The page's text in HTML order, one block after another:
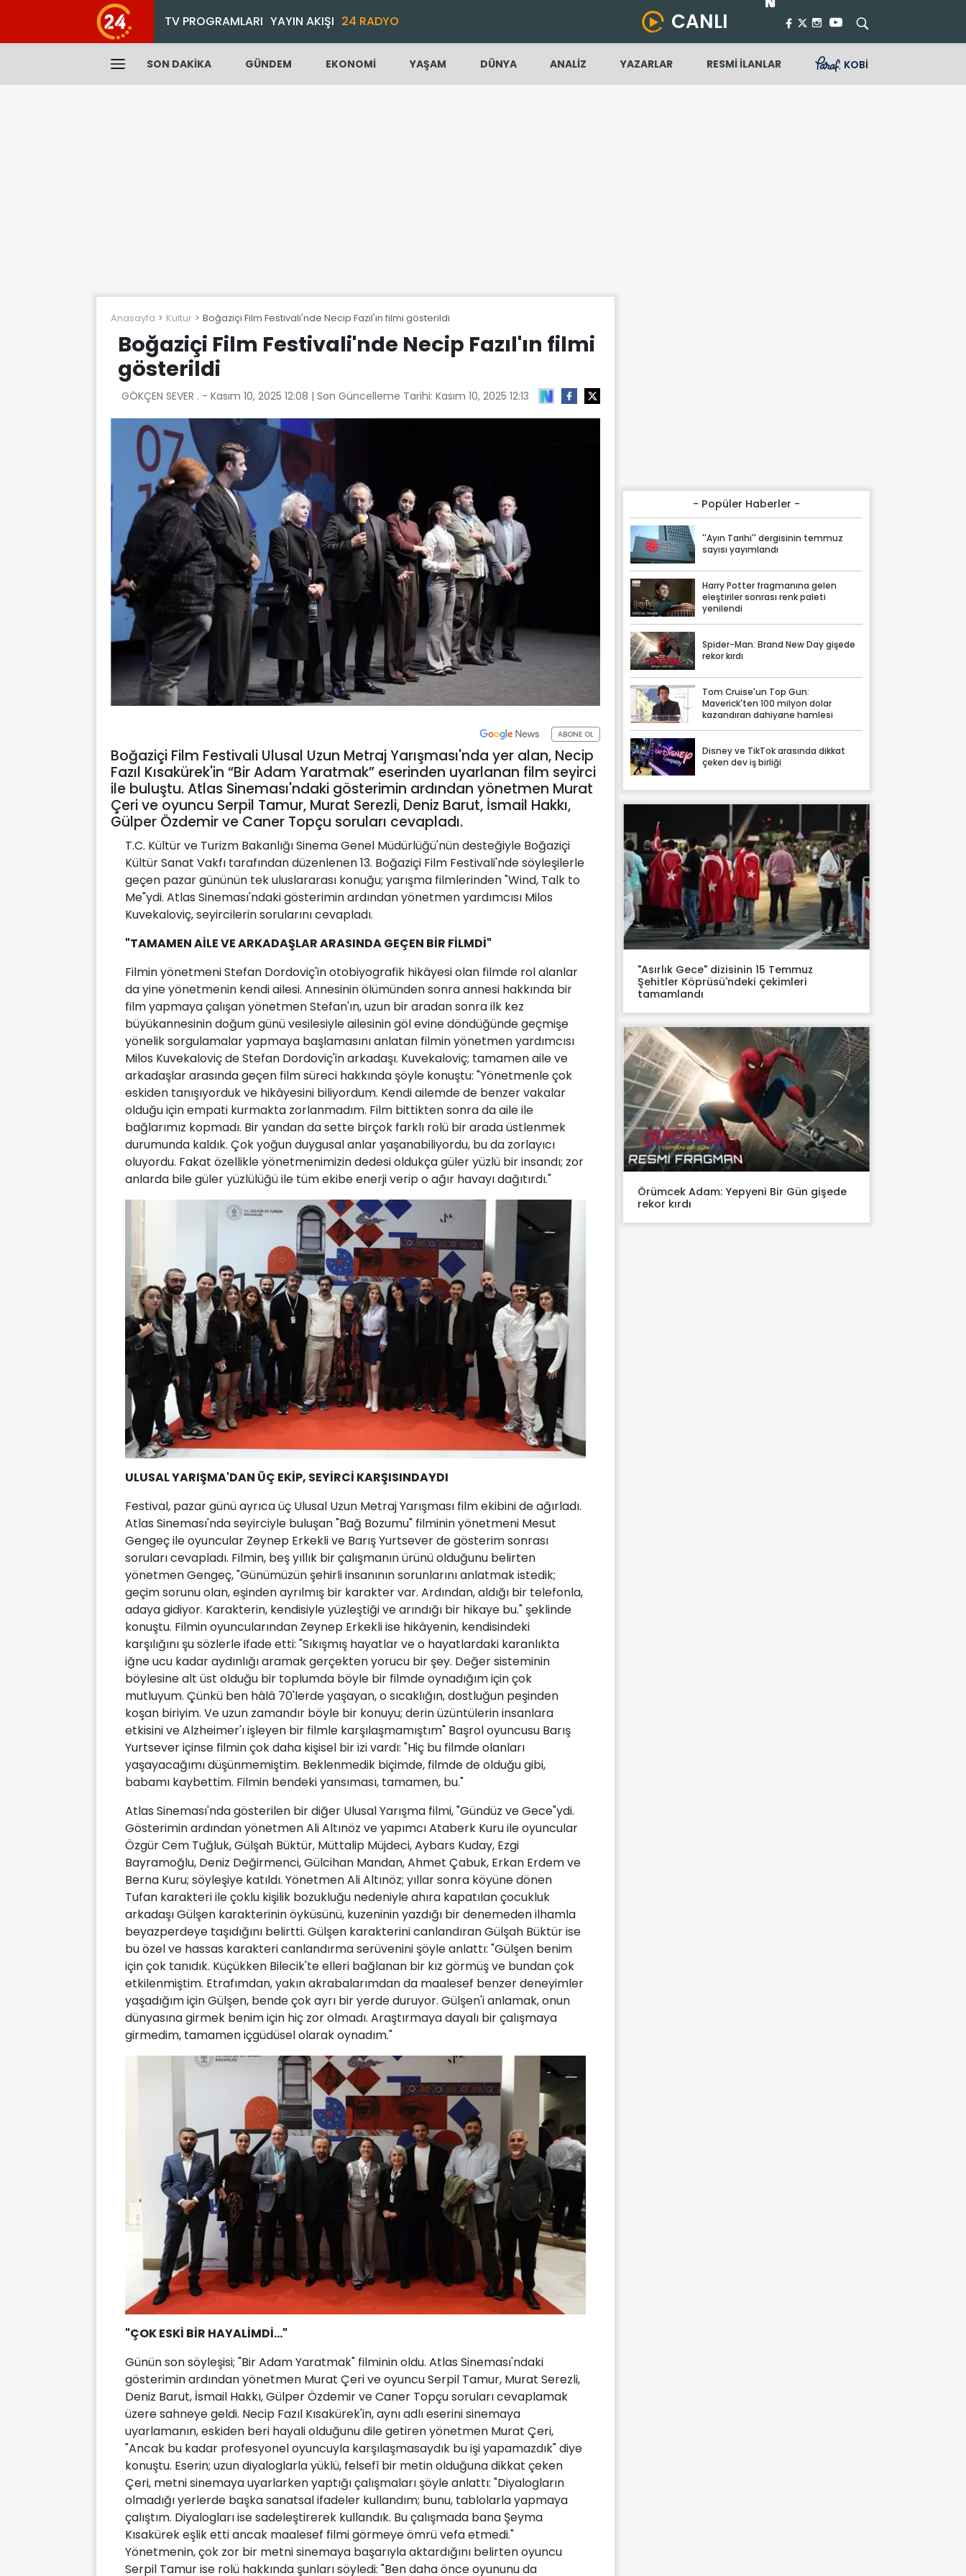
TV PROGRAMLARI YAYIN AKIŞI 24 RADYO CANLI
SON DAKİKA GÜNDEM EKONOMİ YAŞAM DÜNYA ANALİZ YAZARLAR RESMİ İLANLAR KOBİ
Anasayfa Kultur Boğaziçi Film Festivali'nde Necip Fazıl'ın filmi gösterildi
Boğaziçi Film Festivali'nde Necip Fazıl'ın filmi
gösterildi
GÖKÇEN SEVER . - Kasım 10, 2025 12:08 | Son Güncelleme Tarihi: Kasım 10, 2025 12:13
ABONE OL
Boğaziçi Film Festivali Ulusal Uzun Metraj Yarışması'nda yer alan, Necip
Fazıl Kısakürek'in “Bir Adam Yaratmak” eserinden uyarlanan film seyirci
ile buluştu. Atlas Sineması'ndaki gösterimin ardından yönetmen Murat
Çeri ve oyuncu Serpil Tamur, Murat Serezli, Deniz Barut, İsmail Hakkı,
Gülper Özdemir ve Caner Topçu soruları cevapladı.
T.C. Kültür ve Turizm Bakanlığı Sinema Genel Müdürlüğü'nün desteğiyle Boğaziçi
Kültür Sanat Vakfı tarafından düzenlenen 13. Boğaziçi Film Festivali'nde söyleşilerle
geçen pazar gününün tek uluslararası konuğu; yarışma filmlerinden "Wind, Talk to
Me"ydi. Atlas Sineması'ndaki gösterimin ardından yönetmen yardımcısı Milos
Kuvekaloviç, seyircilerin sorularını cevapladı.
"TAMAMEN AİLE VE ARKADAŞLAR ARASINDA GEÇEN BİR FİLMDİ"
Filmin yönetmeni Stefan Dordoviç'in otobiyografik hikâyesi olan filmde rol alanlar
da yine yönetmenin kendi ailesi. Annesinin ölümünden sonra annesi hakkında bir
film yapmaya çalışan yönetmen Stefan'ın, uzun bir aradan sonra ilk kez
büyükannesinin doğum günü vesilesiyle ailesinin göl evine döndüğünde geçmişe
yönelik sorgulamalar yapmaya başlamasını anlatan filmin yönetmen yardımcısı
Milos Kuvekaloviç de Stefan Dordoviç'in arkadaşı. Kuvekaloviç; tamamen aile ve
arkadaşlar arasında geçen film süreci hakkında şöyle konuştu: "Yönetmenle çok
eskiden tanışıyorduk ve hikâyesini biliyordum. Kendi ailemde de benzer vakalar
olduğu için empati kurmakta zorlanmadım. Film bittikten sonra da aile ile
bağlarımız kopmadı. Bir yandan da sette birçok farklı rolü bir arada üstlenmek
durumunda kaldık. Çok yoğun duygusal anlar yaşanabiliyordu, bu da zorlayıcı
oluyordu. Fakat özellikle yönetmenimizin dedesi oldukça güler yüzlü bir insandı; zor
anlarda bile güler yüzlülüğü ile tüm ekibe enerji verip o ağır havayı dağıtırdı."
ULUSAL YARIŞMA'DAN ÜÇ EKİP, SEYİRCİ KARŞISINDAYDI
Festival, pazar günü ayrıca üç Ulusal Uzun Metraj Yarışması film ekibini de ağırladı.
Atlas Sineması'nda seyirciyle buluşan "Bağ Bozumu" filminin yönetmeni Mesut
Gengeç ile oyuncular Zeynep Erkekli ve Barış Yurtsever de gösterim sonrası
soruları cevapladı. Filmin, beş yıllık bir çalışmanın ürünü olduğunu belirten
yönetmen Gengeç, "Günümüzün şehirli insanının sorunlarını anlatmak istedik;
geçim sorunu olan, eşinden ayrılmış bir karakter var. Ardından, aldığı bir telefonla,
adaya gidiyor. Karakterin, kendisiyle yüzleştiği ve arındığı bir hikaye bu." şeklinde
konuştu. Filmin oyuncularından Zeynep Erkekli ise hikâyenin, kendisindeki
karşılığını şu sözlerle ifade etti: "Sıkışmış hayatlar ve o hayatlardaki karanlıkta
iğne ucu kadar aydınlığı aramak gerçekten yorucu bir şey. Değer sisteminin
böylesine alt üst olduğu bir toplumda böyle bir filmde oynadığım için çok
mutluyum. Çünkü ben hâlâ 70'lerde yaşayan, o sıcaklığın, dostluğun peşinden
koşan biriyim. Ve uzun zamandır böyle bir konuyu; derin üzüntülerin insanlara
etkisini ve Alzheimer'ı işleyen bir filmle karşılaşmamıştım" Başrol oyuncusu Barış
Yurtsever içinse filmin çok daha kişisel bir izi vardı: "Hiç bu filmde olanları
yaşayacağımı düşünmemiştim. Beklenmedik biçimde, filmde de olduğu gibi,
babamı kaybettim. Filmin bendeki yansıması, tamamen, bu."
Atlas Sineması'nda gösterilen bir diğer Ulusal Yarışma filmi, "Gündüz ve Gece"ydi.
Gösterimin ardından yönetmen Ali Altınöz ve yapımcı Ataberk Kuru ile oyuncular
Özgür Cem Tuğluk, Gülşah Büktür, Müttalip Müjdeci, Aybars Kuday, Ezgi
Bayramoğlu, Deniz Değirmenci, Gülcihan Mandan, Ahmet Çabuk, Erkan Erdem ve
Berna Kuru; söyleşiye katıldı. Yönetmen Ali Altınöz; yıllar sonra köyüne dönen
Tufan karakteri ile çoklu kişilik bozukluğu nedeniyle ahıra kapatılan çocukluk
arkadaşı Gülşen karakterinin öyküsünü, kuzeninin yazdığı bir denemeden ilhamla
beyazperdeye taşıdığını belirtti. Gülşen karakterini canlandıran Gülşah Büktür ise
bu özel ve hassas karakteri canlandırma serüvenini şöyle anlattı: "Gülşen benim
için çok tanıdık. Küçükken Bilecik'te elleri bağlanan bir kız görmüş ve bundan çok
etkilenmiştim. Etrafımdan, yakın akrabalarımdan da maalesef benzer deneyimler
yaşadığım için Gülşen, bende çok ayrı bir yerde duruyor. Gülşen'i anlamak, onun
dünyasına girmek benim için hiç zor olmadı. Araştırmaya dayalı bir çalışmaya
girmedim, tamamen içgüdüsel olarak oynadım."
"ÇOK ESKİ BİR HAYALİMDİ..."
Günün son söyleşisi; "Bir Adam Yaratmak" filminin oldu. Atlas Sineması'ndaki
gösterimin ardından yönetmen Murat Çeri ve oyuncu Serpil Tamur, Murat Serezli,
Deniz Barut, İsmail Hakkı, Gülper Özdemir ve Caner Topçu soruları cevaplamak
üzere sahneye geldi. Necip Fazıl Kısakürek'in, aynı adlı eserini sinemaya
uyarlamanın, eskiden beri hayali olduğunu dile getiren yönetmen Murat Çeri,
"Ancak bu kadar profesyonel oyuncuyla karşılaşmasaydık bu işi yapamazdık" diye
konuştu. Eserin; uzun diyaloglarla yüklü, felsefî bir metin olduğuna dikkat çeken
Çeri, metni sinemaya uyarlarken yaptığı çalışmaları şöyle anlattı: "Diyalogların
olmadığı yerlerde başka sanatsal ifadeler kullandım; bunu, tablolarla yapmaya
çalıştım. Diyalogları ise sadeleştirerek kullandık. Bu çalışmada bana Şeyma
Kısakürek eşlik etti ancak maalesef filmi görmeye ömrü vefa etmedi."
Yönetmenin, çok zor bir metni sinemaya başarıyla aktardığını belirten oyuncu
Serpil Tamur ise rolü hakkında şunları söyledi: "Ben daha önce oyununu da
- Popüler Haberler -
''Ayın Tarihi'' dergisinin temmuz
sayısı yayımlandı
Harry Potter fragmanına gelen
eleştiriler sonrası renk paleti
yenilendi
Spider-Man: Brand New Day gişede
rekor kırdı
Tom Cruise'un Top Gun:
Maverick'ten 100 milyon dolar
kazandıran dahiyane hamlesi
Disney ve TikTok arasında dikkat
çeken dev iş birliği
"Asırlık Gece" dizisinin 15 Temmuz
Şehitler Köprüsü'ndeki çekimleri
tamamlandı
Örümcek Adam: Yepyeni Bir Gün gişede
rekor kırdı